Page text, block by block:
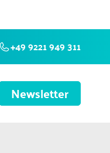
+49 9221 949 311
Newsletter